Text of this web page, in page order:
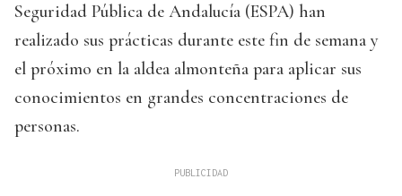
Seguridad Pública de Andalucía (ESPA) han
realizado sus prácticas durante este fin de semana y
el próximo en la aldea almonteña para aplicar sus
conocimientos en grandes concentraciones de
personas.